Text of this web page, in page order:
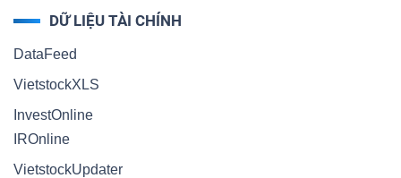
DỮ LIỆU TÀI CHÍNH
DataFeed
VietstockXLS
InvestOnline
IROnline
VietstockUpdater